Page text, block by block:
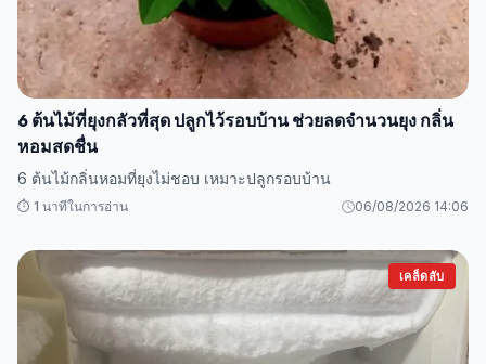
6 ต้นไม้ที่ยุงกลัวที่สุด ปลูกไว้รอบบ้าน ช่วยลดจำนวนยุง กลิ่น
หอมสดชื่น
6 ต้นไม้กลิ่นหอมที่ยุงไม่ชอบ เหมาะปลูกรอบบ้าน
⏱️ 1 นาทีในการอ่าน 06/08/2026 14:06
เคล็ดลับ